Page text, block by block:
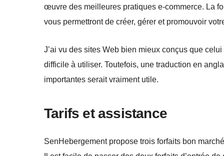
œuvre des meilleures pratiques e-commerce. La
vous permettront de créer, gérer et promouvoir
J’ai vu des sites Web bien mieux conçus que
difficile à utiliser. Toutefois, une traduction en
importantes serait vraiment utile.
Tarifs et assistance
SenHebergement propose trois forfaits bon